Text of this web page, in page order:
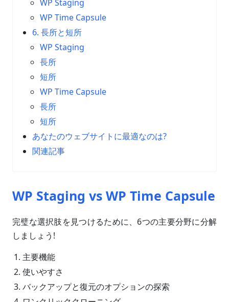
WP Staging
WP Time Capsule
6. 長所と短所
WP Staging
長所
短所
WP Time Capsule
長所
短所
あなたのウェブサイトに最適なのは?
関連記事
WP Staging vs WP Time Capsule
完璧な選択肢を見つけるために、6つの主要分野に分解
しましょう!
主要機能
使いやすさ
バックアップと復元のオプションの探索